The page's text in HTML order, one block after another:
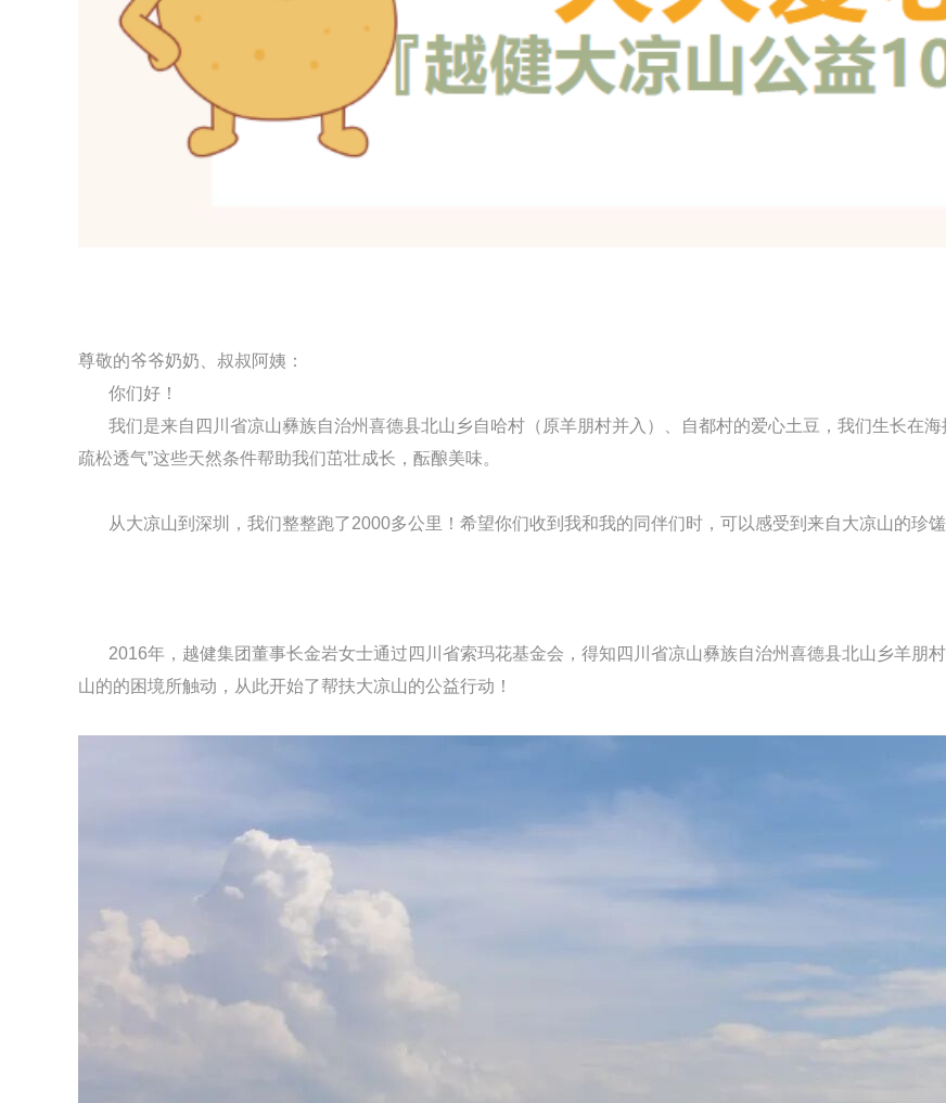
尊敬的爷爷奶奶、叔叔阿姨：
你们好！
我们是来自四川省凉山彝族自治州喜德县北山乡自哈村（原羊朋村并入）、自都村的爱心土豆，我们生长在海
疏松透气”这些天然条件帮助我们茁壮成长，酝酿美味。
从大凉山到深圳，我们整整跑了2000多公里！希望你们收到我和我的同伴们时，可以感受到来自大凉山的珍馐
2016年，越健集团董事长金岩女士通过四川省索玛花基金会，得知四川省凉山彝族自治州喜德县北山乡羊朋
山的的困境所触动，从此开始了帮扶大凉山的公益行动！